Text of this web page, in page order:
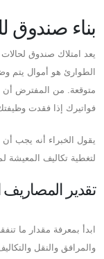
بناء صندوق
يعد امتلاك صندوق
الطوارئ هو أموال يتم
متوقعة. من المفترض أن
فواتيرك إذا فقدت
يقول الخبراء أنه يجب
لتغطية تكاليف المعيشة لمدة 3 إلى 6 أشهر على
تقدير
ابدأ بمعرفة مقدار ما
والمرافق والنقل